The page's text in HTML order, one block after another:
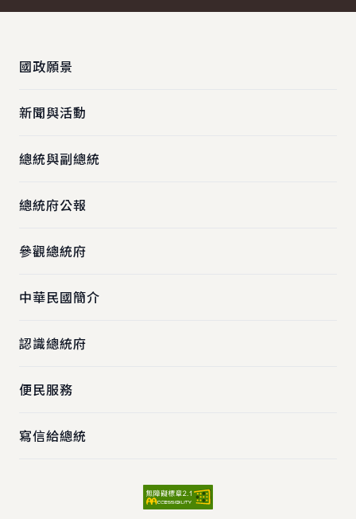
國政願景
新聞與活動
總統與副總統
總統府公報
參觀總統府
中華民國簡介
認識總統府
便民服務
寫信給總統